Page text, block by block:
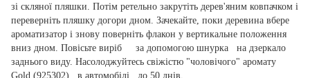
зі скляної пляшки. Потім ретельно закрутіть дерев'яним ковпачком і
переверніть пляшку догори дном. Зачекайте, поки деревина вбере
ароматизатор і знову поверніть флакон у вертикальне положення
вниз дном. Повісьте виріб за допомогою шнурка на дзеркало
заднього виду. Насолоджуйтесь свіжістю "чоловічого" аромату
Gold (925302) в автомобілі до 50 днів.